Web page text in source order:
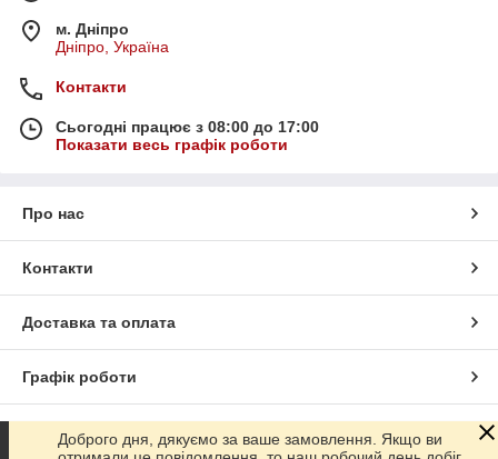
м. Дніпро
Дніпро, Україна
Контакти
Сьогодні працює з 08:00 до 17:00
Показати весь графік роботи
Про нас
Контакти
Доставка та оплата
Графік роботи
Повна версія сайту
Доброго дня, дякуємо за ваше замовлення. Якщо ви